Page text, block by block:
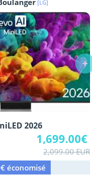
[LG]
2026
1,699.00€
2,099.00 EUR
économisé
+